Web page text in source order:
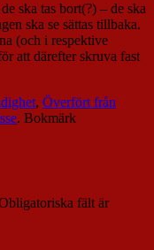
ska tas bort(?) – de ska
ska se sättas tillbaka.
(och i respektive
att därefter skruva fast
, Överfört från
. Bokmärk
fält är